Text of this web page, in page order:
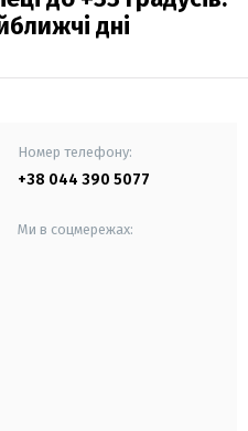
дні
Номер телефону:
+38 044 390 5077
Ми в соцмережах: